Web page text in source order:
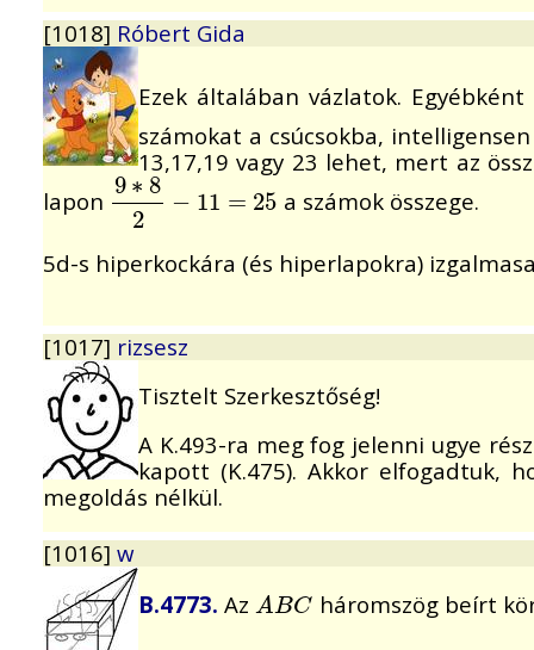
[1018] Róbert Gida
Ezek általában vázlatok.
számokat a csúcsokba,
13,17,19 vagy 23 lehet, mert az
lapon
9 ∗ 8
2
− 11 = 25
9∗82 −11= 25 a számok összege.
5d-s hiperkockára (és hiperlapokra)
[1017] rizsesz
Tisztelt Szerkesztőség!
A K.493-ra meg fog jelenni ugye
kapott (K.475). Akkor elfogadtuk,
megoldás nélkül.
[1016] w
B.4773. Az ABC
ABC háromszög beírt